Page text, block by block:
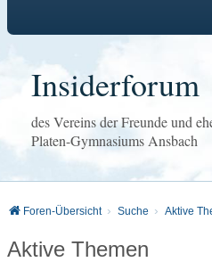
Insiderforum
des Vereins der Freunde und
Platen-Gymnasiums Ansbach
Foren-Übersicht Suche Aktive
Aktive Themen